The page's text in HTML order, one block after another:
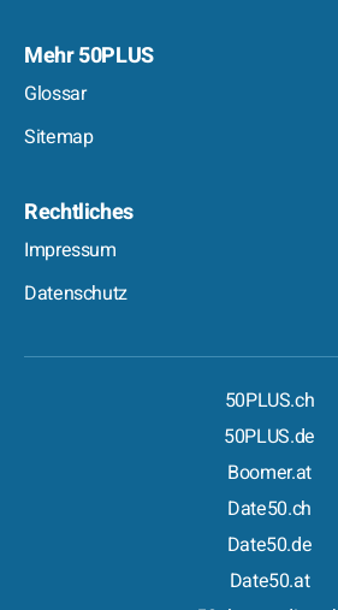
Mehr 50PLUS
Glossar
Sitemap
Rechtliches
Impressum
Datenschutz
50PLUS.ch
50PLUS.de
Boomer.at
Date50.ch
Date50.de
Date50.at